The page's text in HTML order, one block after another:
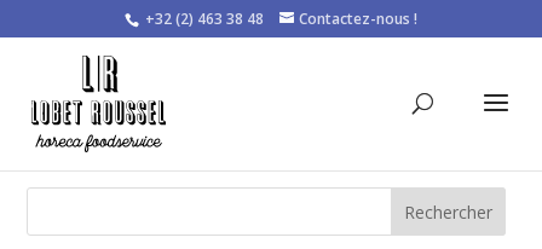
+32 (2) 463 38 48 Contactez-nous !
Rechercher